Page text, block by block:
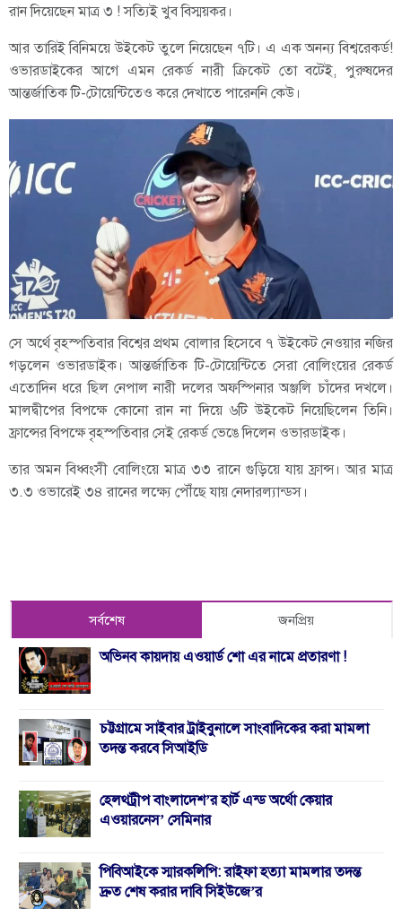
রান দিয়েছেন মাত্র ৩ ! সত্যিই খুব বিস্ময়কর।
আর তারিই বিনিময়ে উইকেট তুলে নিয়েছেন ৭টি। এ এক অনন্য বিশ্বরেকর্ড!
ওভারডাইকের আগে এমন রেকর্ড নারী ক্রিকেট তো বটেই, পুরুষদের
আন্তর্জাতিক টি-টোয়েন্টিতেও করে দেখাতে পারেননি কেউ।
সে অর্থে বৃহস্পতিবার বিশ্বের প্রথম বোলার হিসেবে ৭ উইকেট নেওয়ার নজির
গড়লেন ওভারডাইক। আন্তর্জাতিক টি-টোয়েন্টিতে সেরা বোলিংয়ের রেকর্ড
এতোদিন ধরে ছিল নেপাল নারী দলের অফস্পিনার অঞ্জলি চাঁদের দখলে।
মালদ্বীপের বিপক্ষে কোনো রান না দিয়ে ৬টি উইকেট নিয়েছিলেন তিনি।
ফ্রান্সের বিপক্ষে বৃহস্পতিবার সেই রেকর্ড ভেঙে দিলেন ওভারডাইক।
তার অমন বিধ্বংসী বোলিংয়ে মাত্র ৩৩ রানে গুড়িয়ে যায় ফ্রান্স। আর মাত্র
৩.৩ ওভারেই ৩৪ রানের লক্ষ্যে পৌঁছে যায় নেদারল্যান্ডস।
সর্বশেষ জনপ্রিয়
অভিনব কায়দায় এওয়ার্ড শো এর নামে প্রতারণা !
চট্টগ্রামে সাইবার ট্রাইবুনালে সাংবাদিকের করা মামলা
তদন্ত করবে সিআইডি
হেলথট্রীপ বাংলাদেশ’র হার্ট এন্ড অর্থো কেয়ার
এওয়ারনেস’ সেমিনার
পিবিআইকে স্মারকলিপি: রাইফা হত্যা মামলার তদন্ত
দ্রুত শেষ করার দাবি সিইউজে’র